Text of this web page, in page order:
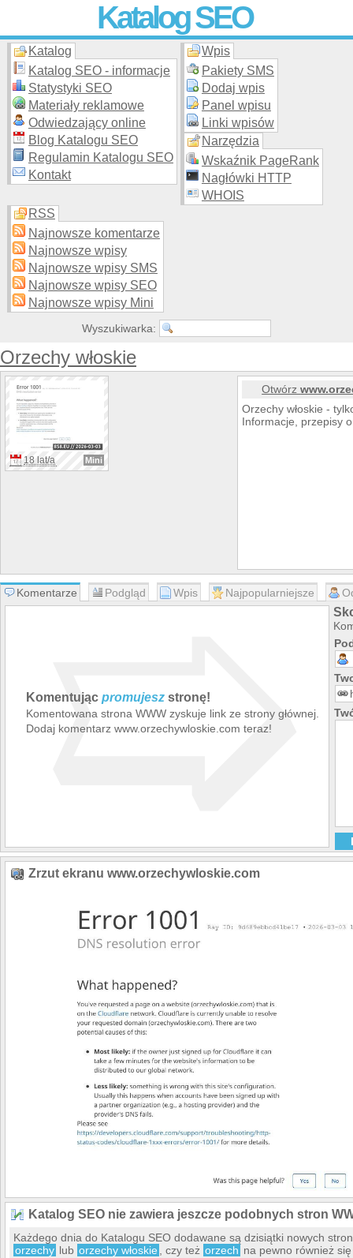
Katalog SEO
Skuteczna i promocja stron WWW –
moderowanego katalogu za darmo!
Katalog
Katalog SEO - informacje
Statystyki SEO
Materiały reklamowe
Odwiedzający online
Blog Katalogu SEO
Regulamin Katalogu SEO
Kontakt
Wpis
Pakiety SMS
Dodaj wpis
Panel wpisu
Linki wpisów
Narzędzia
Wskaźnik PageRank
Nagłówki HTTP
WHOIS
RSS
Najnowsze komentarze
Najnowsze wpisy
Najnowsze wpisy SMS
Najnowsze wpisy SEO
Najnowsze wpisy Mini
Wyszukiwarka:
Orzechy włoskie
18 lat/a Mini
Otwórz
Orzechy włoskie -
Informacje, przepisy
Komentarze Podgląd Wpis Najpopularniejsze
Komentując promujesz stronę!
Komentowana strona WWW zyskuje link ze strony głównej.
Dodaj komentarz www.orzechywloskie.com teraz!
➯
Zrzut ekranu www.orzechywloskie.com
Katalog SEO nie zawiera jeszcze podobnych stron
Każdego dnia do Katalogu SEO dodawane są dzisiątki nowych
orzechy lub orzechy włoskie , czy też orzech na pewno również